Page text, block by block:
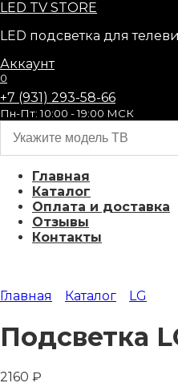
Перейти
содержанию
LED TV STORE
LED подсветка для
Аккаунт
0
+7 (931) 293-58-66
Пн-Пт: 10:00 - 19:00 МСК
Главная
Каталог
Оплата и доставка
Отзывы
Контакты
Главная Каталог LG
Подсветка
2160 ₽